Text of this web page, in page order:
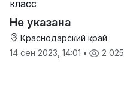
класс
Не указана
Краснодарский край
14 сен 2023, 14:01 • 2 025